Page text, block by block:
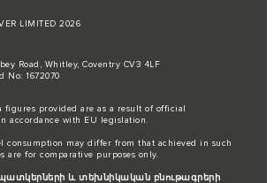
LIMITED 2026
Road, Whitley, Coventry CV3 4LF
No: 1672070
figures provided are as a result of official
accordance with EU legislation.
consumption may differ from that achieved in such
are for comparative purposes only.
և տեխնիկական բնութագրերի